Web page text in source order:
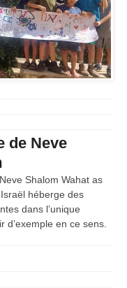
de Neve
Shalom Wahat as
héberge des
dans l’unique
en ce sens.